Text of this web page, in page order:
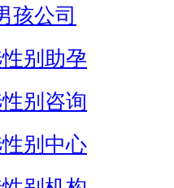
孩公司
别助孕
别咨询
别中心